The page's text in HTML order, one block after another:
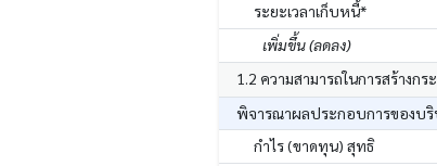
ระยะเวลาเก็บหนี้*
เพิ่มขึ้น (ลดลง)
1.2 ความสามารถในการสร้างกร
พิจารณาผลประกอบการของบริ
กำไร (ขาดทุน) สุทธิ